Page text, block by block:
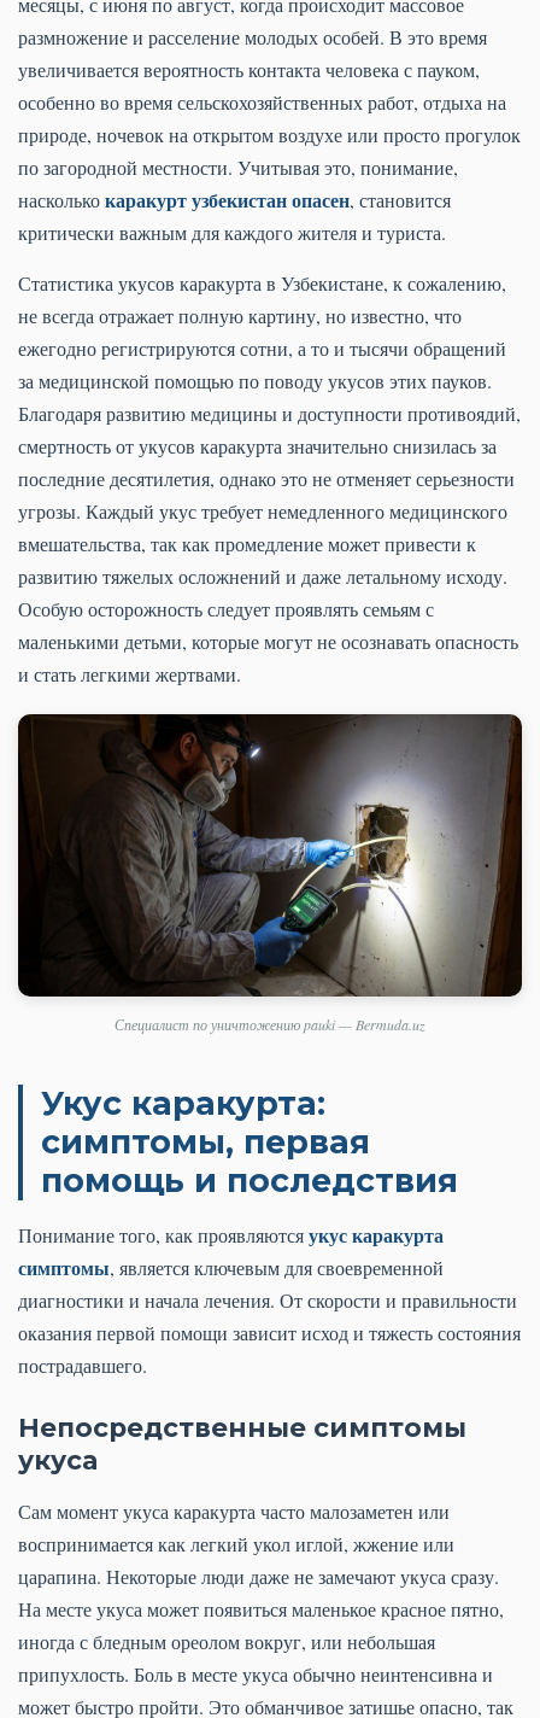
размножение и расселение молодых особей. В это время
увеличивается вероятность контакта человека с пауком,
особенно во время сельскохозяйственных работ, отдыха на
природе, ночевок на открытом воздухе или просто прогулок
по загородной местности. Учитывая это, понимание,
насколькокаракурт узбекистан опасен, становится
критически важным для каждого жителя и туриста.
Статистика укусов каракурта в Узбекистане, к сожалению,
не всегда отражает полную картину, но известно, что
ежегодно регистрируются сотни, а то и тысячи обращений
за медицинской помощью по поводу укусов этих пауков.
Благодаря развитию медицины и доступности противоядий,
смертность от укусов каракурта значительно снизилась за
последние десятилетия, однако это не отменяет серьезности
угрозы. Каждый укус требует немедленного медицинского
вмешательства, так как промедление может привести к
развитию тяжелых осложнений и даже летальному исходу.
Особую осторожность следует проявлять семьям с
маленькими детьми, которые могут не осознавать опасность
и стать легкими жертвами.
Специалист по уничтожению pauki — Bermuda.uz
Укус каракурта:
симптомы, первая
помощь и последствия
Понимание того, как проявляютсяукус каракурта
симптомы, является ключевым для своевременной
диагностики и начала лечения. От скорости и правильности
оказания первой помощи зависит исход и тяжесть состояния
пострадавшего.
Непосредственные симптомы
укуса
Сам момент укуса каракурта часто малозаметен или
воспринимается как легкий укол иглой, жжение или
царапина. Некоторые люди даже не замечают укуса сразу.
На месте укуса может появиться маленькое красное пятно,
иногда с бледным ореолом вокруг, или небольшая
припухлость. Боль в месте укуса обычно неинтенсивна и
может быстро пройти. Это обманчивое затишье опасно, так